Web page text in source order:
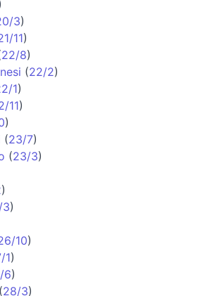
3)
11)
22/8)
(22/2)
1)
11)
)
(23/7)
(23/3)
)
3)
10)
1)
6)
(28/3)